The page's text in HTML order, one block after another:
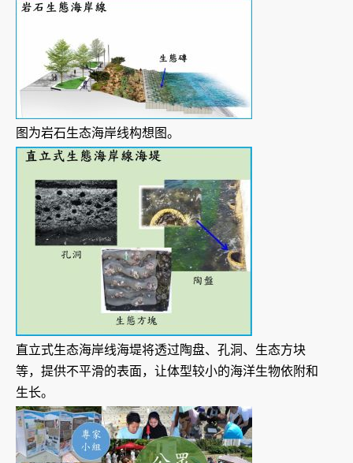
图为岩石生态海岸线构想图。
直立式生态海岸线海堤将透过陶盘、孔洞、生态方块
等，提供不平滑的表面，让体型较小的海洋生物依附和
生长。